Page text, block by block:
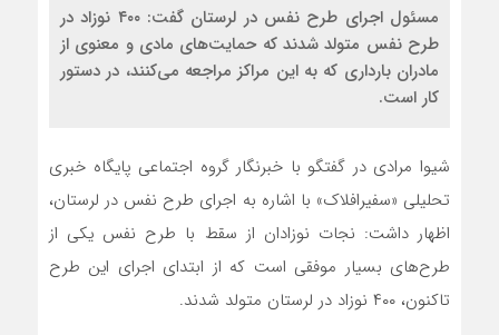
مسئول اجرای طرح نفس در لرستان گفت: ۴۰۰ نوزاد در
طرح نفس متولد شدند که حمایت‌های مادی و معنوی از
مادران بارداری که به این مراکز مراجعه می‌کنند، در دستور
کار است.
شیوا مرادی در گفتگو با خبرنگار گروه اجتماعی پایگاه خبری
تحلیلی «سفیرافلاک» با اشاره به اجرای طرح نفس در لرستان،
اظهار داشت: نجات نوزادان از سقط با طرح نفس یکی از
طرح‌های بسیار موفقی است که از ابتدای اجرای این طرح
تاکنون، ۴۰۰ نوزاد در لرستان متولد شدند.